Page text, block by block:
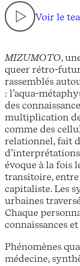
Voir le
MIZUMOTO,
queer rétro-
rassemblés
: l’aqua-
des
multiplication
comme des
relationnel, fait
évoque à la fois
transitoire,
capitaliste. Les
urbaines
Chaque
connaissances
Phénomènes
médecine,